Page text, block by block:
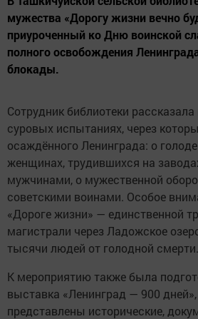
мужества «Дорогу жизни вечно
приуроченный ко Дню воинской
полного освобождения
блокады.
Сотрудник библиотеки
суровых испытаниях, через
осаждённого Ленинграда: о
женщинах, трудившихся на
мужчинами, о мужественной
советскими воинами. Особое
«Дороге жизни» — единственной
магистрали через Ладожское
тысячи людей от голодной смерти.
К мероприятию также была
выставка «Ленинград — 900
представлены исторические,